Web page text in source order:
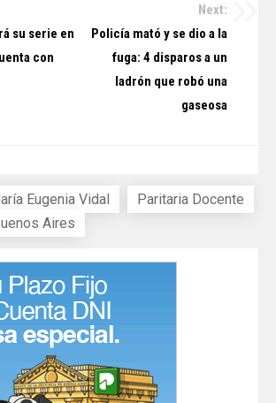
su serie en
con
Next:
Policía mató y se dio a la
fuga: 4 disparos a un
ladrón que robó una
gaseosa
Eugenia Vidal
Paritaria Docente
Aires